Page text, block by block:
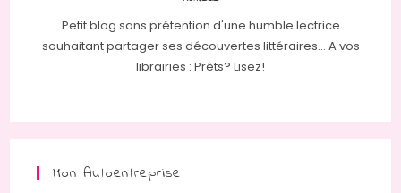
Petit blog sans prétention d'une humble lectrice
souhaitant partager ses découvertes littéraires... A vos
librairies : Prêts? Lisez!
Mon Autoentreprise